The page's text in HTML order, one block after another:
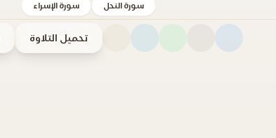
سورة النحل سورة الإسراء
تحميل التلاوة